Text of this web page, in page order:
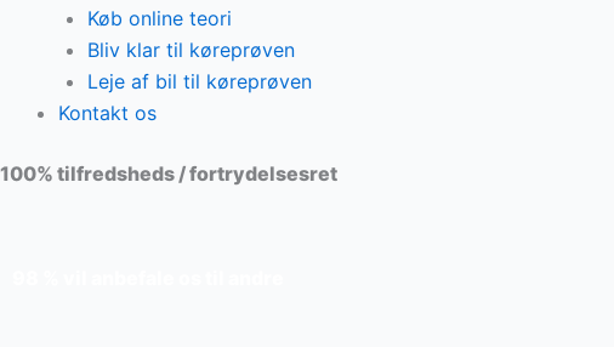
Køb online teori
Bliv klar til køreprøven
Leje af bil til køreprøven
Kontakt os
100% tilfredsheds / fortrydelsesret